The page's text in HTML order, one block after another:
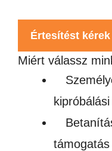
Értesítést kérek
Miért válassz
támogatás